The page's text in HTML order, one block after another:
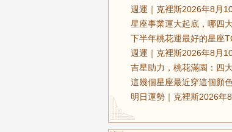
週運｜克裡斯2026年8月
星座事業運大起底，哪四
下半年桃花運最好的星座
週運｜克裡斯2026年8月
吉星助力，桃花滿園：四
這幾個星座最近穿這個顏
明日運勢｜克裡斯2026年